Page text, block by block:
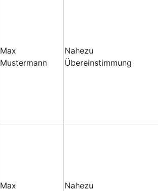
Max
Mustermann
Nahezu
Übereinstimmung
Max
Nahezu